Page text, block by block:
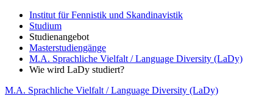
Institut für Fennistik und Skandinavistik
Studium
Studienangebot
Masterstudiengänge
M.A. Sprachliche Vielfalt / Language Diversity (LaDy)
Wie wird LaDy studiert?
M.A. Sprachliche Vielfalt / Language Diversity (LaDy)